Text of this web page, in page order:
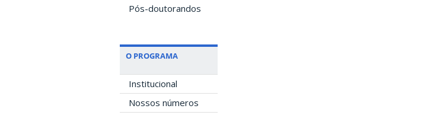
Pós-doutorandos
O PROGRAMA
Institucional
Nossos números